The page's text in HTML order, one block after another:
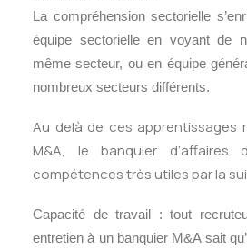
La compréhension sectorielle
équipe sectorielle en voyant de
même secteur, ou en équipe
nombreux secteurs différents.
Au delà de ces apprentissages
M&A, le banquier d’affaires
compétences très utiles par la
Capacité de travail : tout
entretien à un banquier M&A sait